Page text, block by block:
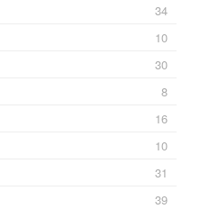
34
10
30
8
16
10
31
39